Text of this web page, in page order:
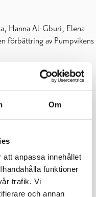
Om
att anpassa innehållet
funktioner
trafik. Vi
och annan
Hanna Al-Gburi, Elena
förbättring av Pumpvikens
och brukar röra oss
är parkområdet
potential för mycket
och varför inte ett
fler invånare att
för att utveckla
jag den lockar till sig
i Karis för invånare i